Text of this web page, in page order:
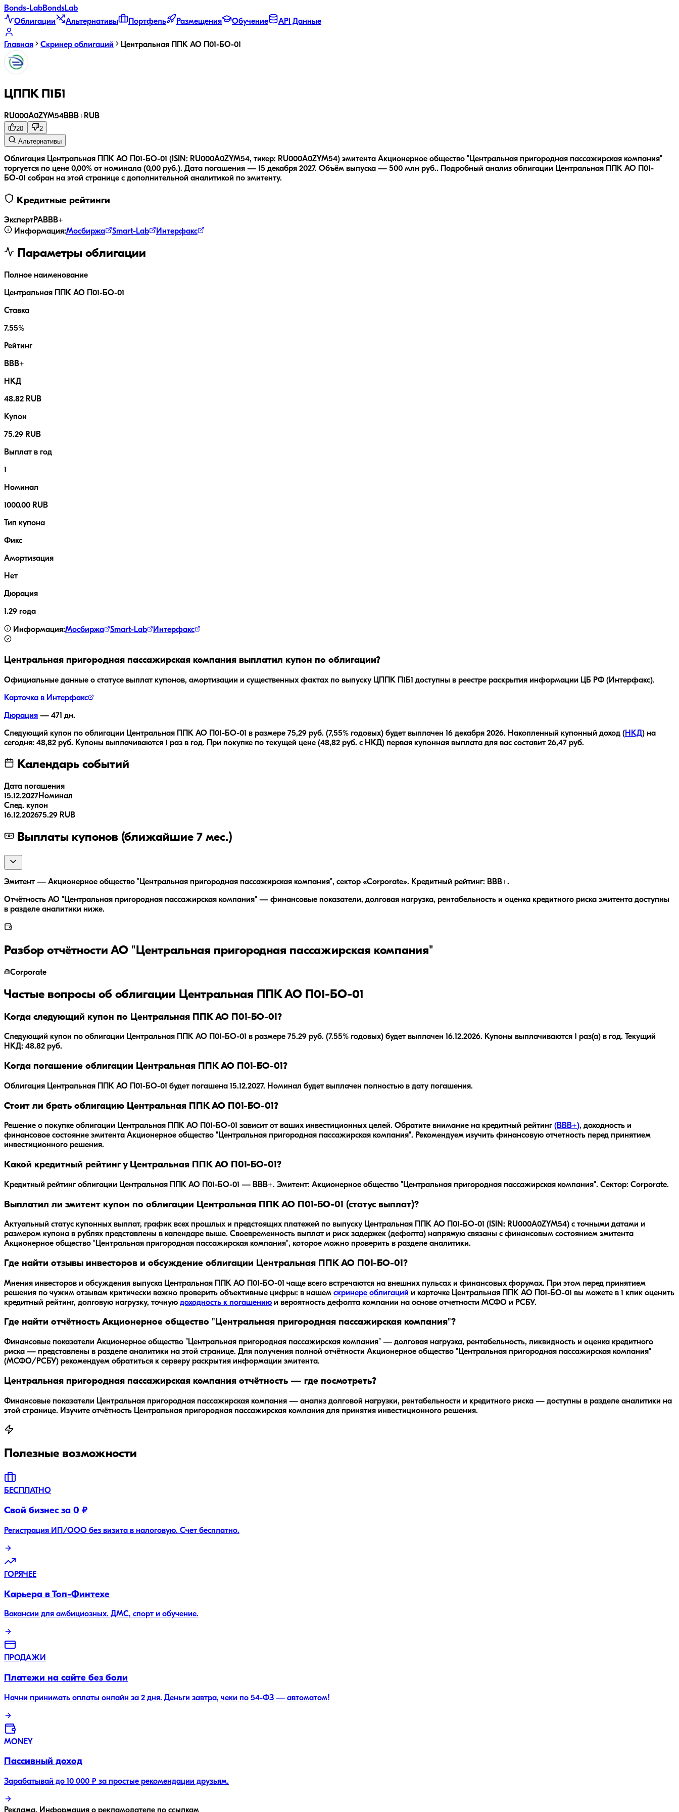
Bonds-LabBondsLab
Облигации
Альтернативы Портфель Размещения Обучение API Данные
Главная Скринер облигаций Центральная ППК АО П01-БО-01
ЦППК П1Б1
RU000A0ZYM54BBB+ RUB
20
2
Альтернативы
Облигация Центральная ППК АО П01-БО-01 (ISIN: RU000A0ZYM54, тикер: RU000A0ZYM54) эмитента Акционерное общество "Центральная пригородная пассажирская компания"
торгуется по цене 0,00% от номинала (0,00 руб.). Дата погашения — 15 декабря 2027. Объём выпуска — 500 млн руб.. Подробный анализ облигации Центральная ППК АО П01-
БО-01 собран на этой странице с дополнительной аналитикой по эмитенту.
Кредитные рейтинги
ЭкспертРАBBB+
Информация:Мосбиржа Smart-Lab Интерфакс
Параметры облигации
Полное наименование
Центральная ППК АО П01-БО-01
Ставка
7.55%
Рейтинг
BBB+
НКД
48.82 RUB
Купон
75.29 RUB
Выплат в год
1
Номинал
1000.00 RUB
Тип купона
Фикс
Амортизация
Нет
Дюрация
1.29 года
Информация:Мосбиржа Smart-Lab Интерфакс
Центральная пригородная пассажирская компания выплатил купон по облигации?
Официальные данные о статусе выплат купонов, амортизации и существенных фактах по выпуску ЦППК П1Б1 доступны в реестре раскрытия информации ЦБ РФ (Интерфакс).
Карточка в Интерфакс
Дюрация — 471 дн.
Следующий купон по облигации Центральная ППК АО П01-БО-01 в размере 75,29 руб. (7,55% годовых) будет выплачен 16 декабря 2026. Накопленный купонный доход (НКД) на
сегодня: 48,82 руб. Купоны выплачиваются 1 раз в год. При покупке по текущей цене (48,82 руб. с НКД) первая купонная выплата для вас составит 26,47 руб.
Календарь событий
Дата погашения
15.12.2027Номинал
След. купон
16.12.202675.29 RUB
Выплаты купонов (ближайшие 7 мес.)
Эмитент — Акционерное общество "Центральная пригородная пассажирская компания", сектор «Corporate». Кредитный рейтинг: BBB+.
Отчётность АО "Центральная пригородная пассажирская компания" — финансовые показатели, долговая нагрузка, рентабельность и оценка кредитного риска эмитента доступны
в разделе аналитики ниже.
Разбор отчётности АО "Центральная пригородная пассажирская компания"
Corporate
Частые вопросы об облигации Центральная ППК АО П01-БО-01
Когда следующий купон по Центральная ППК АО П01-БО-01?
Следующий купон по облигации Центральная ППК АО П01-БО-01 в размере 75.29 руб. (7.55% годовых) будет выплачен 16.12.2026. Купоны выплачиваются 1 раз(а) в год. Текущий
НКД: 48.82 руб.
Когда погашение облигации Центральная ППК АО П01-БО-01?
Облигация Центральная ППК АО П01-БО-01 будет погашена 15.12.2027. Номинал будет выплачен полностью в дату погашения.
Стоит ли брать облигацию Центральная ППК АО П01-БО-01?
Решение о покупке облигации Центральная ППК АО П01-БО-01 зависит от ваших инвестиционных целей. Обратите внимание на кредитный рейтинг (BBB+), доходность и
финансовое состояние эмитента Акционерное общество "Центральная пригородная пассажирская компания". Рекомендуем изучить финансовую отчетность перед принятием
инвестиционного решения.
Какой кредитный рейтинг у Центральная ППК АО П01-БО-01?
Кредитный рейтинг облигации Центральная ППК АО П01-БО-01 — BBB+. Эмитент: Акционерное общество "Центральная пригородная пассажирская компания". Сектор: Corporate.
Выплатил ли эмитент купон по облигации Центральная ППК АО П01-БО-01 (статус выплат)?
Актуальный статус купонных выплат, график всех прошлых и предстоящих платежей по выпуску Центральная ППК АО П01-БО-01 (ISIN: RU000A0ZYM54) с точными датами и
размером купона в рублях представлены в календаре выше. Своевременность выплат и риск задержек (дефолта) напрямую связаны с финансовым состоянием эмитента
Акционерное общество "Центральная пригородная пассажирская компания", которое можно проверить в разделе аналитики.
Где найти отзывы инвесторов и обсуждение облигации Центральная ППК АО П01-БО-01?
Мнения инвесторов и обсуждения выпуска Центральная ППК АО П01-БО-01 чаще всего встречаются на внешних пульсах и финансовых форумах. При этом перед принятием
решения по чужим отзывам критически важно проверить объективные цифры: в нашем скринере облигаций и карточке Центральная ППК АО П01-БО-01 вы можете в 1 клик оценить
кредитный рейтинг, долговую нагрузку, точную доходность к погашению и вероятность дефолта компании на основе отчетности МСФО и РСБУ.
Где найти отчётность Акционерное общество "Центральная пригородная пассажирская компания"?
Финансовые показатели Акционерное общество "Центральная пригородная пассажирская компания" — долговая нагрузка, рентабельность, ликвидность и оценка кредитного
риска — представлены в разделе аналитики на этой странице. Для получения полной отчётности Акционерное общество "Центральная пригородная пассажирская компания"
(МСФО/РСБУ) рекомендуем обратиться к серверу раскрытия информации эмитента.
Центральная пригородная пассажирская компания отчётность — где посмотреть?
Финансовые показатели Центральная пригородная пассажирская компания — анализ долговой нагрузки, рентабельности и кредитного риска — доступны в разделе аналитики на
этой странице. Изучите отчётность Центральная пригородная пассажирская компания для принятия инвестиционного решения.
Полезные возможности
БЕСПЛАТНО
Свой бизнес за 0 ₽
Регистрация ИП/ООО без визита в налоговую. Счет бесплатно.
ГОРЯЧЕЕ
Карьера в Топ-Финтехе
Вакансии для амбициозных. ДМС, спорт и обучение.
ПРОДАЖИ
Платежи на сайте без боли
Начни принимать оплаты онлайн за 2 дня. Деньги завтра, чеки по 54-ФЗ — автоматом!
MONEY
Пассивный доход
Зарабатывай до 10 000 ₽ за простые рекомендации друзьям.